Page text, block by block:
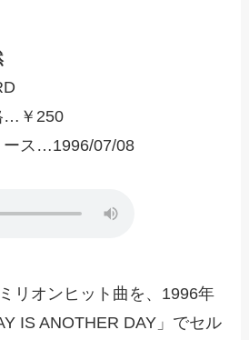
…￥250
ース…1996/07/08
リオンヒット曲を、1996年
IS ANOTHER DAY」でセル